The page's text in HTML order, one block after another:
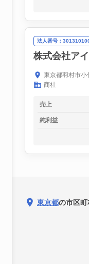
法人番号：
株式会社ア
東京都羽村市
商社
売上
純利益
東京都の市区町